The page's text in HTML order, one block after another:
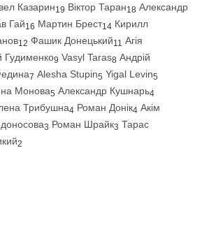
Казарин19 Віктор Таран18 Александр
Гай16 Мартин Брест14 Кирилл
12 Фашик Донецький11 Агія
Гудименко9 Vasyl Taras8 Андрій
7 Alesha Stupin5 Yigal Levin5
Монова5 Александр Кушнарь4
Трибушна4 Роман Донік4 Акім
3 Роман Шрайк3 Тарас
2